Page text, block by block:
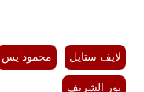
لايف ستايل محمود يس
نور الشريف